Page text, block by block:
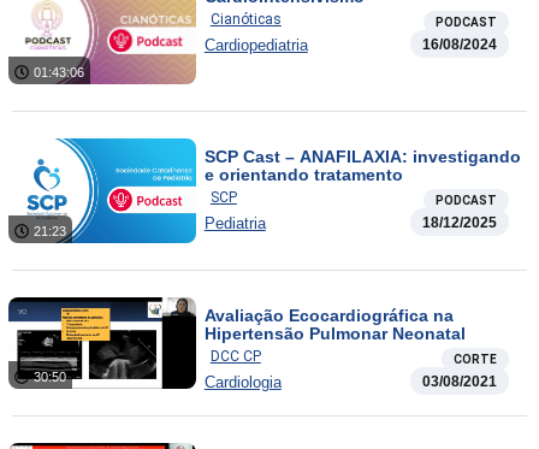
01:43:06
Cianóticas PODCAST
Cardiopediatria 16/08/2024
21:23
SCP Cast – ANAFILAXIA: investigando
e orientando tratamento
SCP PODCAST
Pediatria 18/12/2025
30:50
Avaliação Ecocardiográfica na
Hipertensão Pulmonar Neonatal
DCC CP CORTE
Cardiologia 03/08/2021